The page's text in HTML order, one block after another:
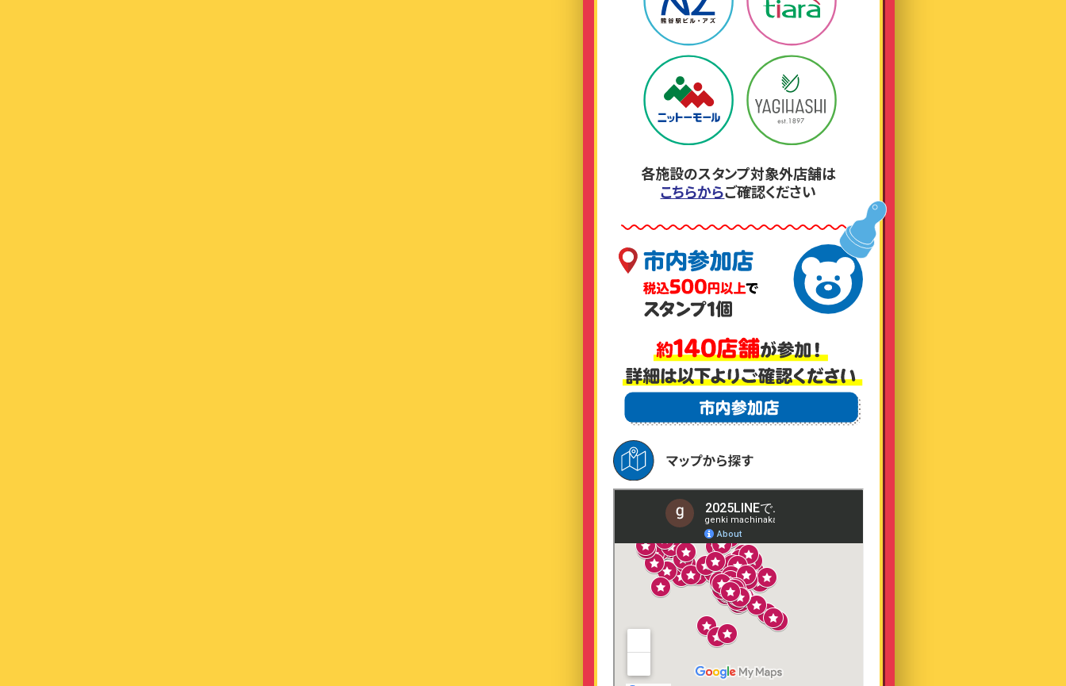
各施設のスタンプ対象外店舗は
こちらからご確認ください